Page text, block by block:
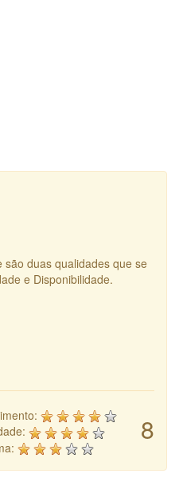
são duas qualidades que se
e Disponibilidade.
8